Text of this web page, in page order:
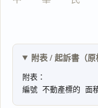
附表 / 起訴書（原